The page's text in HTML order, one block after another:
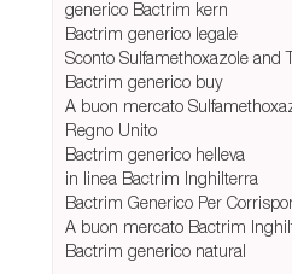
generico Bactrim kern
Bactrim generico legale
Sconto Sulfamethoxazole and
Bactrim generico buy
A buon mercato
Regno Unito
Bactrim generico helleva
in linea Bactrim Inghilterra
Bactrim Generico Per
A buon mercato Bactrim
Bactrim generico natural